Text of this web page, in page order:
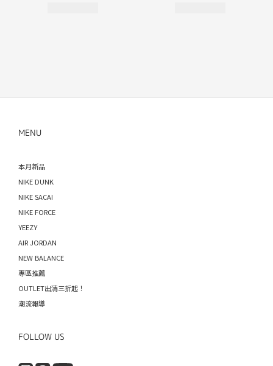
MENU
本月新品
NIKE DUNK
NIKE SACAI
NIKE FORCE
YEEZY
AIR JORDAN
NEW BALANCE
專區推薦
OUTLET出清三折起！
潮流報導
FOLLOW US